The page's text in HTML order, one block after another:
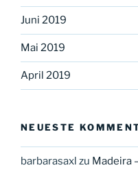
Juni 2019
Mai 2019
April 2019
NEUESTE
barbarasaxl zu Madeira